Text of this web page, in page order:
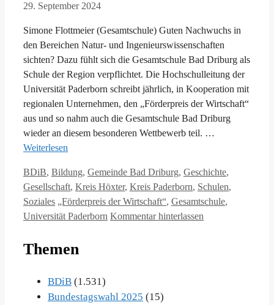
29. September 2024
Simone Flottmeier (Gesamtschule) Guten Nachwuchs in
den Bereichen Natur- und Ingenieurswissenschaften
sichten? Dazu fühlt sich die Gesamtschule Bad Driburg als
Schule der Region verpflichtet. Die Hochschulleitung der
Universität Paderborn schreibt jährlich, in Kooperation mit
regionalen Unternehmen, den „Förderpreis der Wirtschaft“
aus und so nahm auch die Gesamtschule Bad Driburg
wieder an diesem besonderen Wettbewerb teil. …
Weiterlesen
Kategorien
BDiB, Bildung, Gemeinde Bad Driburg, Geschichte,
Gesellschaft, Kreis Höxter, Kreis Paderborn, Schulen,
Soziales
Schlagwörter
„Förderpreis der Wirtschaft“, Gesamtschule,
Universität Paderborn Kommentar hinterlassen
Themen
BDiB (1.531)
Bundestagswahl 2025 (15)